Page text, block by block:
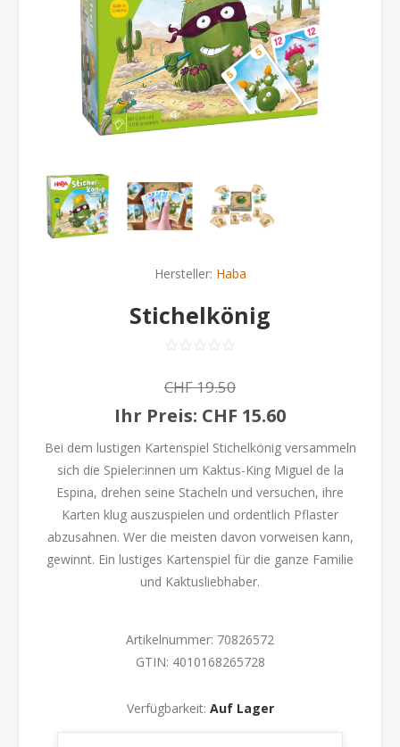
Hersteller: Haba
Stichelkönig
CHF 19.50
Ihr Preis: CHF 15.60
Bei dem lustigen Kartenspiel Stichelkönig versammeln
sich die Spieler:innen um Kaktus-King Miguel de la
Espina, drehen seine Stacheln und versuchen, ihre
Karten klug auszuspielen und ordentlich Pflaster
abzusahnen. Wer die meisten davon vorweisen kann,
gewinnt. Ein lustiges Kartenspiel für die ganze Familie
und Kaktusliebhaber.
Artikelnummer: 70826572
GTIN: 4010168265728
Verfügbarkeit: Auf Lager